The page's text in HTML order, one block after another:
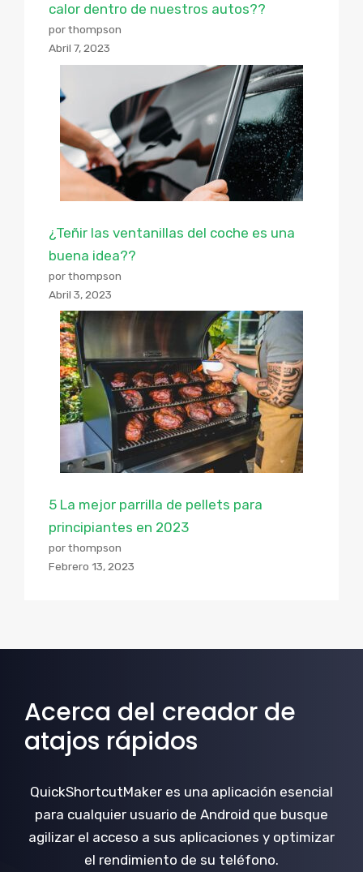
calor dentro de nuestros autos??
por thompson
Abril 7, 2023
¿Teñir las ventanillas del coche es una
buena idea??
por thompson
Abril 3, 2023
5 La mejor parrilla de pellets para
principiantes en 2023
por thompson
Febrero 13, 2023
Acerca del creador de
atajos rápidos
QuickShortcutMaker es una aplicación esencial
para cualquier usuario de Android que busque
agilizar el acceso a sus aplicaciones y optimizar
el rendimiento de su teléfono.